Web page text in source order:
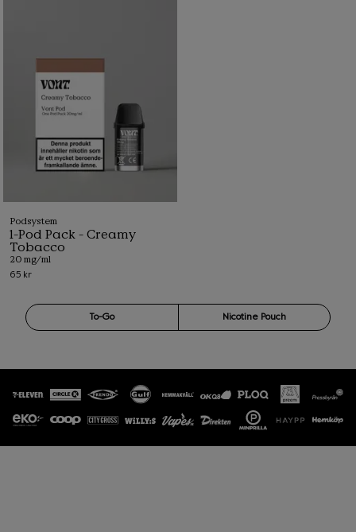
Podsystem
1-Pod Pack - Creamy
Tobacco
20 mg/ml
65 kr
To-Go Nicotine Pouch